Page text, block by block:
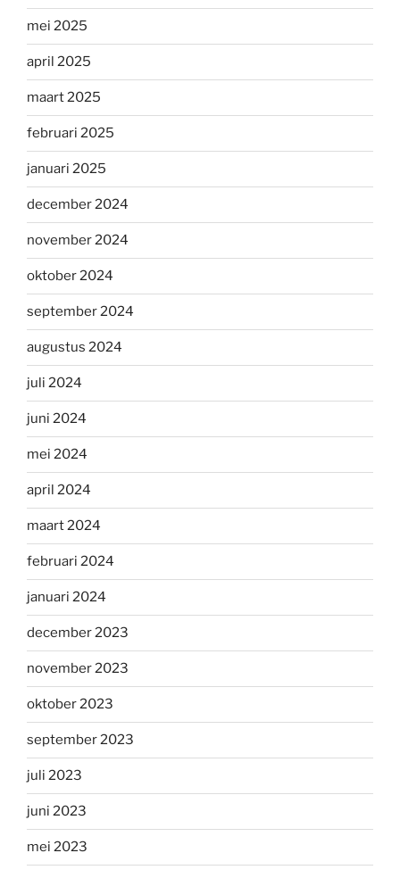
mei 2025
april 2025
maart 2025
februari 2025
januari 2025
december 2024
november 2024
oktober 2024
september 2024
augustus 2024
juli 2024
juni 2024
mei 2024
april 2024
maart 2024
februari 2024
januari 2024
december 2023
november 2023
oktober 2023
september 2023
juli 2023
juni 2023
mei 2023